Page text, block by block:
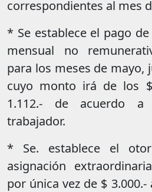
correspondientes al mes
* Se establece el pago
mensual no
para los meses de mayo,
cuyo monto irá de los
1.112.- de acuerdo
trabajador.
* Se. establece el
asignación
por única vez de $